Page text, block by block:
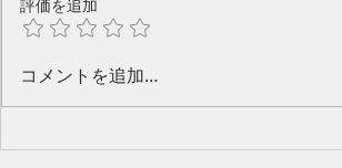
評価を追加
コメントを追加…